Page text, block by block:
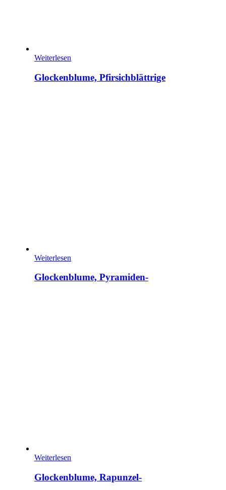
Weiterlesen
Glockenblume, Pfirsichblättrige
Weiterlesen
Glockenblume, Pyramiden-
Weiterlesen
Glockenblume, Rapunzel-